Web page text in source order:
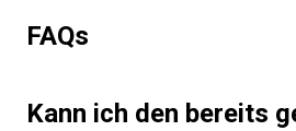
FAQs
Kann ich den bereits